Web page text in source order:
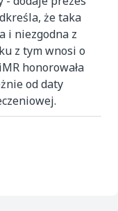
że taka
i niezgodna z
z tym wnosi o
honorowała
od daty